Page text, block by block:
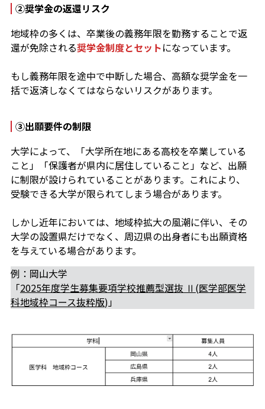
②奨学金の返還リスク
地域枠の多くは、卒業後の義務年限を勤務することで返
還が免除される奨学金制度とセットになっています。
もし義務年限を途中で中断した場合、高額な奨学金を一
括で返済しなくてはならないリスクがあります。
③出願要件の制限
大学によって、「大学所在地にある高校を卒業している
こと」「保護者が県内に居住していること」など、出願
に制限が設けられていることがあります。これにより、
受験できる大学が限られてしまう場合があります。
しかし近年においては、地域枠拡大の風潮に伴い、その
大学の設置県だけでなく、周辺県の出身者にも出願資格
を与えている場合があります。
例：岡山大学
「2025年度学生募集要項学校推薦型選抜 Ⅱ(医学部医学
科地域枠コース抜粋版)」